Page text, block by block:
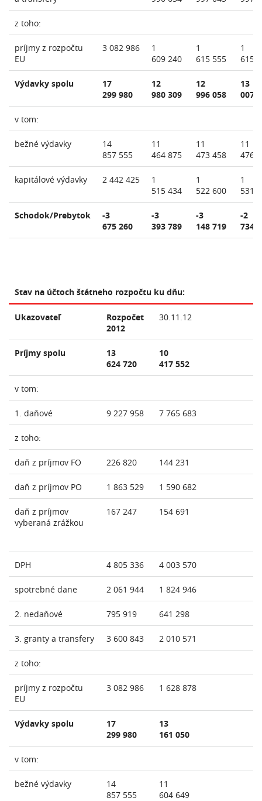
z toho:
príjmy z rozpočtu
EU
3 082 986
1
609 240
1
615 555
1
615
Výdavky spolu
17
299 980
12
980 309
12
996 058
13
007
v tom:
bežné výdavky
14
857 555
11
464 875
11
473 458
11
476
kapitálové výdavky 2 442 425
1
515 434
1
522 600
1
531
Schodok/Prebytok
-3
675 260
-3
393 789
-3
148 719
-2
734
Stav na účtoch štátneho rozpočtu ku dňu:
Ukazovateľ
Rozpočet
2012
30.11.12
Príjmy spolu
13
624 720
10
417 552
v tom:
1. daňové 9 227 958 7 765 683
z toho:
daň z príjmov FO 226 820 144 231
daň z príjmov PO 1 863 529 1 590 682
daň z príjmov
vyberaná zrážkou
167 247 154 691
DPH 4 805 336 4 003 570
spotrebné dane 2 061 944 1 824 946
2. nedaňové 795 919 641 298
3. granty a transfery 3 600 843 2 010 571
z toho:
príjmy z rozpočtu
EU
3 082 986 1 628 878
Výdavky spolu
17
299 980
13
161 050
v tom:
bežné výdavky
14
857 555
11
604 649